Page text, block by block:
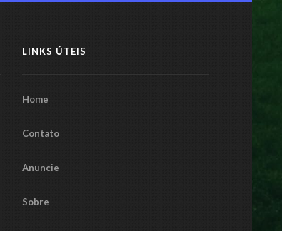
LINKS ÚTEIS
Home
Contato
Anuncie
Sobre